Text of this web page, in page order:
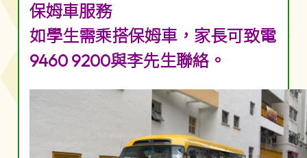
保姆車服務
如學生需乘搭保姆車，家長可致電
9460 9200與李先生聯絡。